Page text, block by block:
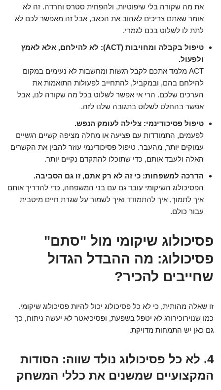
את מה שקורה בלי שיפוטיות, ולהפחית סטרס וחרדה. זה לא
אומר שאתם צריכים לאהוב את הכאב, אבל זה מאפשר לכם לא
לתת לו לשלוט בכם לגמרי.
טיפול בקבלה ומחויבות (ACT): לא להילחם, אלא לאמץ
ולפעול.
ACT מלמד אתכם לקבל רגשות ומחשבות לא נעימים במקום
להילחם בהם, ובמקביל, להתחייב לפעולות התואמות את
הערכים שלכם. הרי אי אפשר לשלוט בכל מה שקורה לנו, אבל
אפשר בהחלט לשלוט בתגובה שלנו לזה.
טיפול פסיכודינמי: צלילה לעומק הנפש.
לפעמים, התמודדות עם פציעה או מחלה מציפה קשיים רגשיים
עמוקים יותר, מהעבר. טיפול פסיכודינמי עוזר להבין את הקשרים
האלה ולעבד אותם, כדי שתוכלו להתקדם נקיים יותר.
הדרכה למשפחות: כי זה לא רק אתם, זו גם הסביבה.
הפסיכולוג השיקומי עובד גם עם בני המשפחה, כדי להדריך אותם
איך לתמוך, איך להתמודד ואיך לשמור על שגרת חיים מיטבית
עבור כולם.
פסיכולוג שיקומי מול "סתם"
פסיכולוג: מה ההבדל הגדול
שחייבים להכיר?
זו שאלה מהותית, כי לא כל פסיכולוג יכול להיות פסיכולוג שיקומי.
כמו שנוירוכירורג לא יטפל בשפעת, ופסיכיאטר לא יעשה ניתוח, כך
גם כאן יש התמחות מדויקת.
4. לא כל פסיכולוג נולד שווה: הסודות
המקצועיים שמשנים את כללי המשחק